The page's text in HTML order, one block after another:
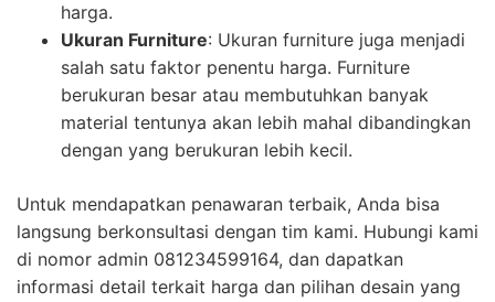
harga.
Ukuran Furniture: Ukuran furniture juga menjadi
salah satu faktor penentu harga. Furniture
berukuran besar atau membutuhkan banyak
material tentunya akan lebih mahal dibandingkan
dengan yang berukuran lebih kecil.
Untuk mendapatkan penawaran terbaik, Anda bisa
langsung berkonsultasi dengan tim kami. Hubungi kami
di nomor admin 081234599164, dan dapatkan
informasi detail terkait harga dan pilihan desain yang